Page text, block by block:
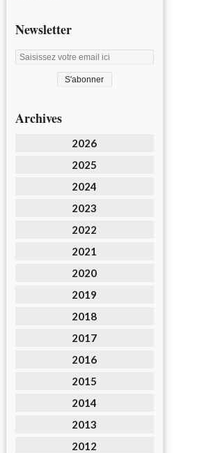
Newsletter
Archives
2026
2025
2024
2023
2022
2021
2020
2019
2018
2017
2016
2015
2014
2013
2012